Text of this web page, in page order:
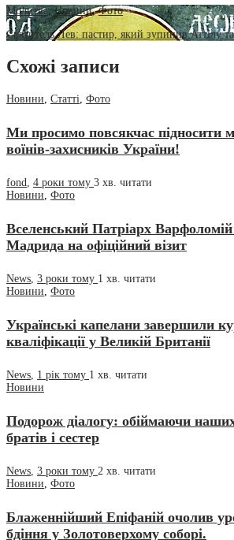
Молитва,Новини,Фото
Святитель Лев: пастир, який зупинив Аттілу
Схожі записи
Новини, Статті, Фото
Ми просимо повсякчас підносити
воїнів-захисників України!
fond, 4 роки тому 3 хв. читати
Новини, Фото
Вселенський Патріарх
Мадрида на офіційний візит
News, 3 роки тому 1 хв. читати
Новини, Фото
Українські капелани завершили
кваліфікації у Великій Британії
News, 1 рік тому 1 хв. читати
Новини
Подорож діалогу: обіймаючи
братів і сестер
News 3 роки тому 2 хв. читати
Новини Фото
Блаженнійший Епіфаній очолив
бдіння у Золотоверхому соборі.